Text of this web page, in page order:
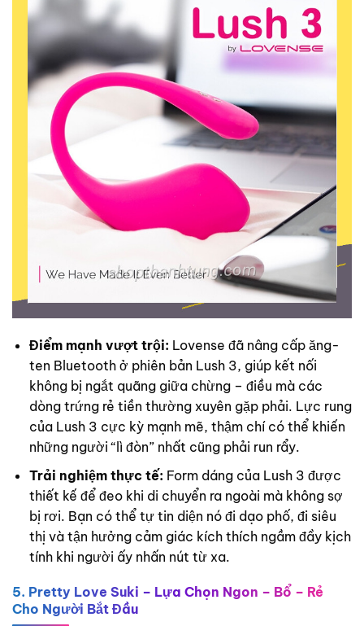
Điểm mạnh vượt trội: Lovense đã nâng cấp ăng-
ten Bluetooth ở phiên bản Lush 3, giúp kết nối
không bị ngắt quãng giữa chừng – điều mà các
dòng trứng rẻ tiền thường xuyên gặp phải. Lực rung
của Lush 3 cực kỳ mạnh mẽ, thậm chí có thể khiến
những người “lì đòn” nhất cũng phải run rẩy.
Trải nghiệm thực tế: Form dáng của Lush 3 được
thiết kế để đeo khi di chuyển ra ngoài mà không sợ
bị rơi. Bạn có thể tự tin diện nó đi dạo phố, đi siêu
thị và tận hưởng cảm giác kích thích ngầm đầy kịch
tính khi người ấy nhấn nút từ xa.
5. Pretty Love Suki – Lựa Chọn Ngon – Bổ – Rẻ
Cho Người Bắt Đầu